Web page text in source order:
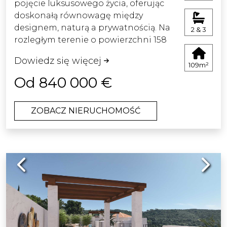
życia.
pojęcie luksusowego życia, oferując
doskonałą równowagę między
designem, naturą a prywatnością. Na
rozległym terenie o powierzchni 158
przeznaczone pod zabudowę, co
pozwala zachować naturalne piękno
otaczającego krajobrazu.
Projekt architektoniczny, stworzony
śródziemnomorskim urokiem.
Efektem jest harmonijna kompozycja,
która doskonale współgra z
otoczeniem, tworząc atmosferę
spokoju i równowagi.
Dowiedz się więcej
Od 840 000 €
ZOBACZ NIERUCHOMOŚĆ
2 & 3
109m²
Previous Next